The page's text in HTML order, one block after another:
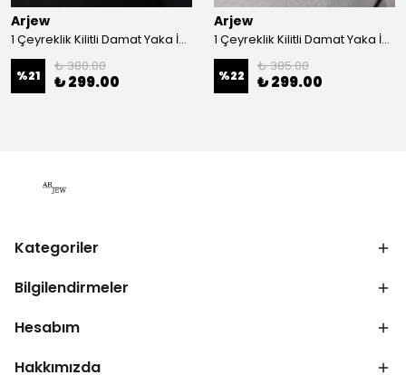
Arjew
1 Çeyreklik Kilitli Damat Yaka İğnesi
%21
₺ 380.00
₺ 299.00
Arjew
1 Çeyreklik Kilitli Damat Yaka İğnesi
%22
₺ 385.00
₺ 299.00
Kategoriler
Bilgilendirmeler
Hesabım
Hakkımızda